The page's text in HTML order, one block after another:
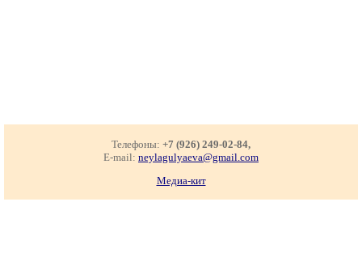
Телефоны: +7 (926) 249-02-84,
E-mail: neylagulyaeva@gmail.com
Медиа-кит